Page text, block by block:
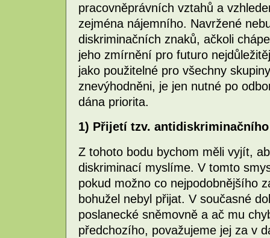
pracovněprávních vztahů a
zejména nájemního. Navržené
diskriminačních znaků, ačkoli
jeho zmírnění pro futuro
jako použitelné pro všechny
znevýhodněni, je jen nutné po
dána priorita.
1) Přijetí tzv. antidiskriminačního
Z tohoto bodu bychom měli vyjít,
diskriminací myslíme. V tomto
pokud možno co nejpodobnějšího
bohužel nebyl přijat. V současné
poslanecké sněmovně a ač mu
předchozího, považujeme jej za v